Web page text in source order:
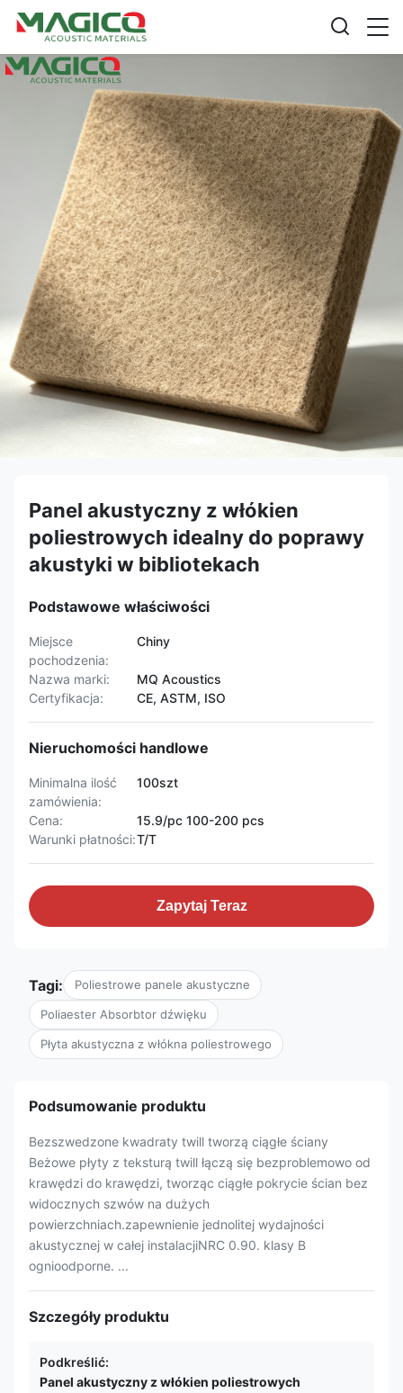
Panel akustyczny z włókien
poliestrowych idealny do poprawy
akustyki w bibliotekach
Podstawowe właściwości
Miejsce
pochodzenia:
Chiny
Nazwa marki:
MQ Acoustics
Certyfikacja:
CE, ASTM, ISO
Nieruchomości handlowe
Minimalna ilość
zamówienia:
100szt
Cena:
15.9/pc 100-200 pcs
Warunki płatności:T/T
Zapytaj Teraz
Tagi: Poliestrowe panele akustyczne
Poliaester Absorbtor dźwięku
Płyta akustyczna z włókna poliestrowego
Podsumowanie produktu
Bezszwedzone kwadraty twill tworzą ciągłe ściany
Beżowe płyty z teksturą twill łączą się bezproblemowo od
krawędzi do krawędzi, tworząc ciągłe pokrycie ścian bez
widocznych szwów na dużych
powierzchniach.zapewnienie jednolitej wydajności
akustycznej w całej instalacjiNRC 0.90. klasy B
ognioodporne. ...
Szczegóły produktu
Podkreślić:
Panel akustyczny z włókien poliestrowych